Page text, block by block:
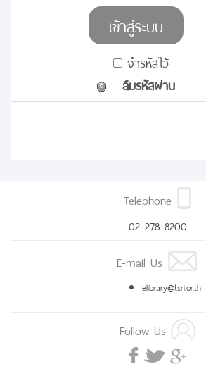
จำรหัสไว้
ลืมรหัสผ่าน
Telephone
02 278 8200
E-mail Us
elibrary@tsri.or.th
Follow Us